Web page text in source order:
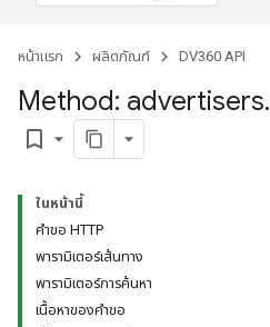
หน้าแรก ผลิตภัณฑ์ DV360 API
Method: advertisers.
bookmark_border
ในหน้านี้
คำขอ HTTP
พารามิเตอร์เส้นทาง
พารามิเตอร์การค้นหา
เนื้อหาของคำขอ